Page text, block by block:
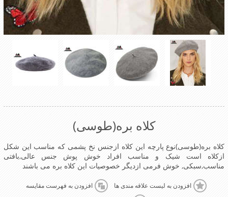
کلاه بره(طوسی)
کلاه بره(طوسی)نوع پارچه این کلاه ازجنس نخ پشمی که مناسب این شکل
ازکلاه است شیک و مناسب افراد خوش پوش جنس عالی,بافتی
مناسب,سبکی, خوش فرمی ازدیگر خصوصیات این کلاه بره می باشند
افزودن به لیست علاقه مندی ها افزودن به فهرست مقایسه